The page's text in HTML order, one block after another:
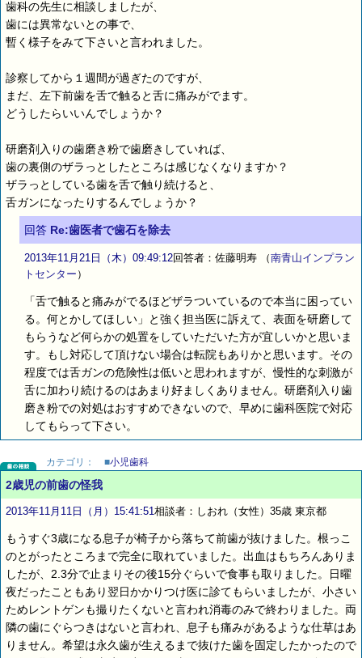
歯科の先生に相談しましたが、
歯には異常ないとの事で、
暫く様子をみて下さいと言われました。
診察してから１週間が過ぎたのですが、
まだ、左下前歯を舌で触ると舌に痛みがでます。
どうしたらいいんでしょうか？
研磨剤入りの歯磨き粉で歯磨きしていれば、
歯の裏側のザラっとしたところは感じなくなりますか？
ザラっとしている歯を舌で触り続けると、
舌ガンになったりするんでしょうか？
回答 Re:歯医者で歯石を除去
2013年11月21日（木）09:49:12回答者：佐藤明寿 （南青山インプラン
トセンター ）
「舌で触ると痛みがでるほどザラついているので本当に困ってい
る。何とかしてほしい」と強く担当医に訴えて、表面を研磨して
もらうなど何らかの処置をしていただいた方が宜しいかと思いま
す。もし対応して頂けない場合は転院もありかと思います。その
程度では舌ガンの危険性は低いと思われますが、慢性的な刺激が
舌に加わり続けるのはあまり好ましくありません。研磨剤入り歯
磨き粉での対処はおすすめできないので、早めに歯科医院で対応
してもらって下さい。
カテゴリ： ■小児歯科
2歳児の前歯の怪我
2013年11月11日（月）15:41:51相談者：しおれ（女性）35歳 東京都
もうすぐ3歳になる息子が椅子から落ちて前歯が抜けました。根っこ
のとがったところまで完全に取れていました。出血はもちろんありま
したが、2.3分で止まりその後15分ぐらいで食事も取りました。日曜
夜だったこともあり翌日かかりつけ医に診てもらいましたが、小さい
ためレントゲンも撮りたくないと言われ消毒のみで終わりました。両
隣の歯にぐらつきはないと言われ、息子も痛みがあるような仕草はあ
りません。希望は永久歯が生えるまで抜けた歯を固定したかったので